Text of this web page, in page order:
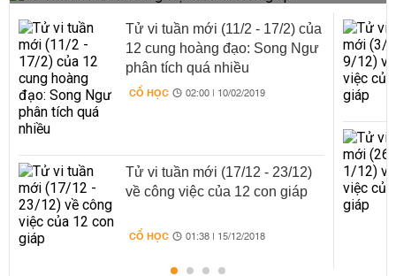
Tử vi tuần mới (11/2 - 17/2) của
12 cung hoàng đạo: Song Ngư
phân tích quá nhiều
CỔ HỌC 02:00 | 10/02/2019
Tử vi tuần mới (17/12 - 23/12)
về công việc của 12 con giáp
CỔ HỌC 01:38 | 15/12/2018